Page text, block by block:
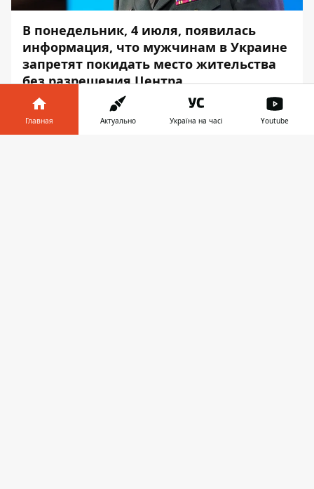
В понедельник, 4 июля, появилась
информация, что мужчинам в Украине
запретят покидать место жительства
без разрешения Центра
комплектования и социальной
поддержки. Уже 5 июля опубликовали
письмо от Главнокомандующего ВС
Главная Актуально Україна на часі Youtube